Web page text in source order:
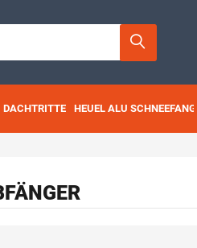
DACHTRITTE HEUEL ALU SCHNEEFANG